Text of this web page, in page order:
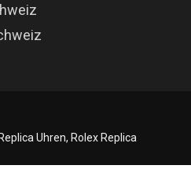
Uhren, Rolex Replica